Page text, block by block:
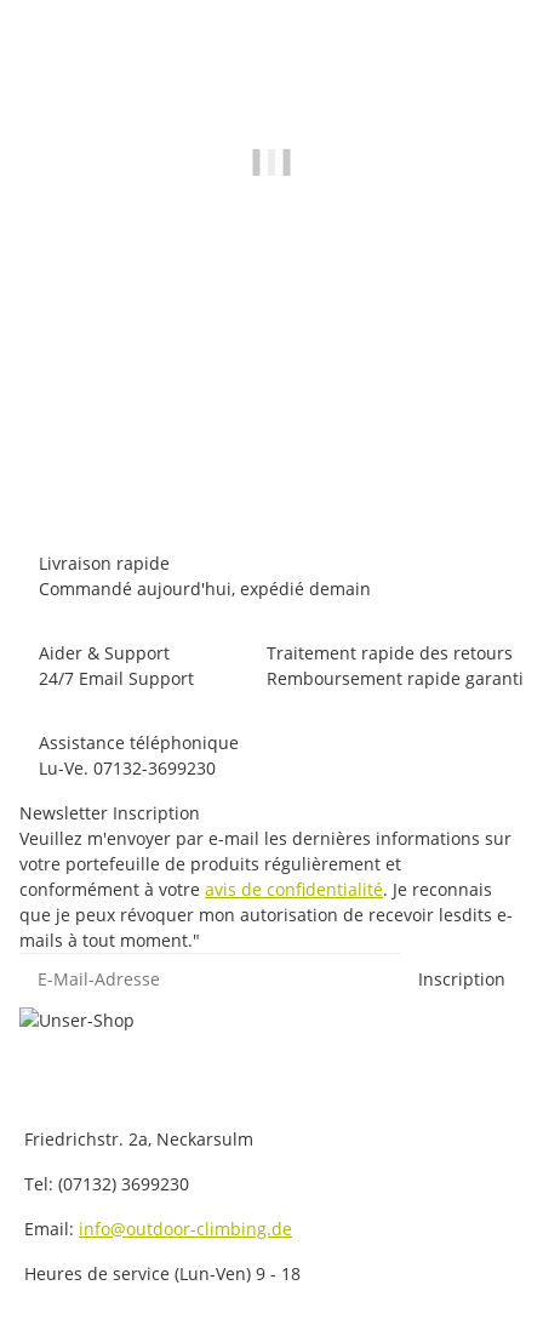
Livraison rapide
Commandé aujourd'hui, expédié demain
Aider & Support
24/7 Email Support
Traitement rapide des retours
Remboursement rapide garanti
Assistance téléphonique
Lu-Ve. 07132-3699230
Newsletter Inscription
Veuillez m'envoyer par e-mail les dernières informations sur
votre portefeuille de produits régulièrement et
conformément à votre avis de confidentialité. Je reconnais
que je peux révoquer mon autorisation de recevoir lesdits e-
mails à tout moment."
Inscription
Friedrichstr. 2a, Neckarsulm
Tel: (07132) 3699230
Email: info@outdoor-climbing.de
Heures de service (Lun-Ven) 9 - 18